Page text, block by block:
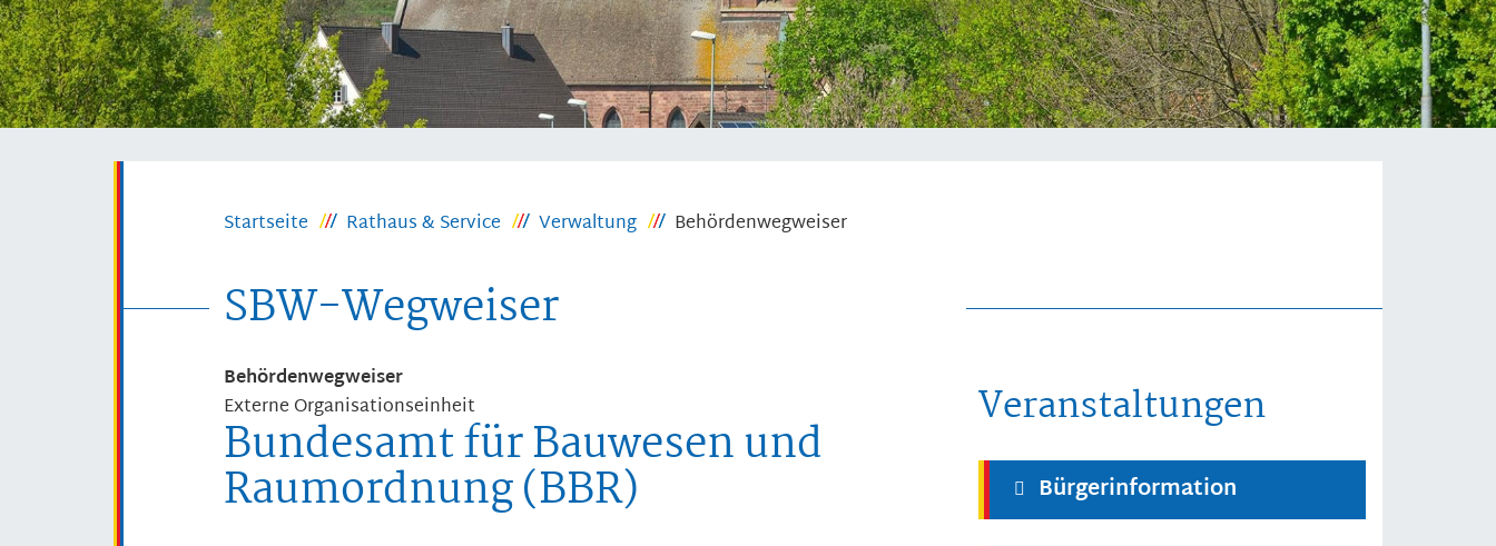
Startseite Rathaus & Service Verwaltung Behördenwegweiser
SBW-Wegweiser
Behördenwegweiser
Externe Organisationseinheit
Bundesamt für Bauwesen und
Raumordnung (BBR)
Veranstaltungen
Bürgerinformation